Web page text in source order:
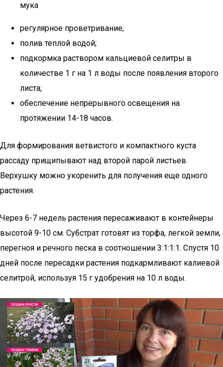
мука
регулярное проветривание;
полив теплой водой;
подкормка раствором кальциевой селитры в
количестве 1 г на 1 л воды после появления второго
листа;
обеспечение непрерывного освещения на
протяжении 14-18 часов.
Для формирования ветвистого и компактного куста
рассаду прищипывают над второй парой листьев.
Верхушку можно укоренить для получения еще одного
растения.
Через 6-7 недель растения пересаживают в контейнеры
высотой 9-10 см. Субстрат готовят из торфа, легкой земли,
перегноя и речного песка в соотношении 3:1:1:1. Спустя 10
дней после пересадки растения подкармливают калиевой
селитрой, используя 15 г удобрения на 10 л воды.